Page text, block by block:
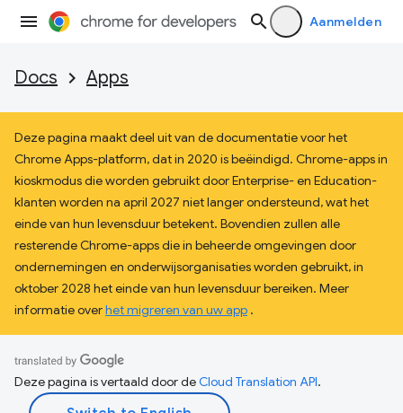
Aanmelden
Docs Apps
Deze pagina maakt deel uit van de documentatie voor het
Chrome Apps-platform, dat in 2020 is beëindigd. Chrome-apps in
kioskmodus die worden gebruikt door Enterprise- en Education-
klanten worden na april 2027 niet langer ondersteund, wat het
einde van hun levensduur betekent. Bovendien zullen alle
resterende Chrome-apps die in beheerde omgevingen door
ondernemingen en onderwijsorganisaties worden gebruikt, in
oktober 2028 het einde van hun levensduur bereiken. Meer
informatie overhet migreren van uw app .
Deze pagina is vertaald door deCloud Translation API.